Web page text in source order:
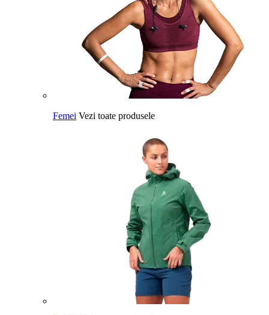
Femei Vezi toate produsele